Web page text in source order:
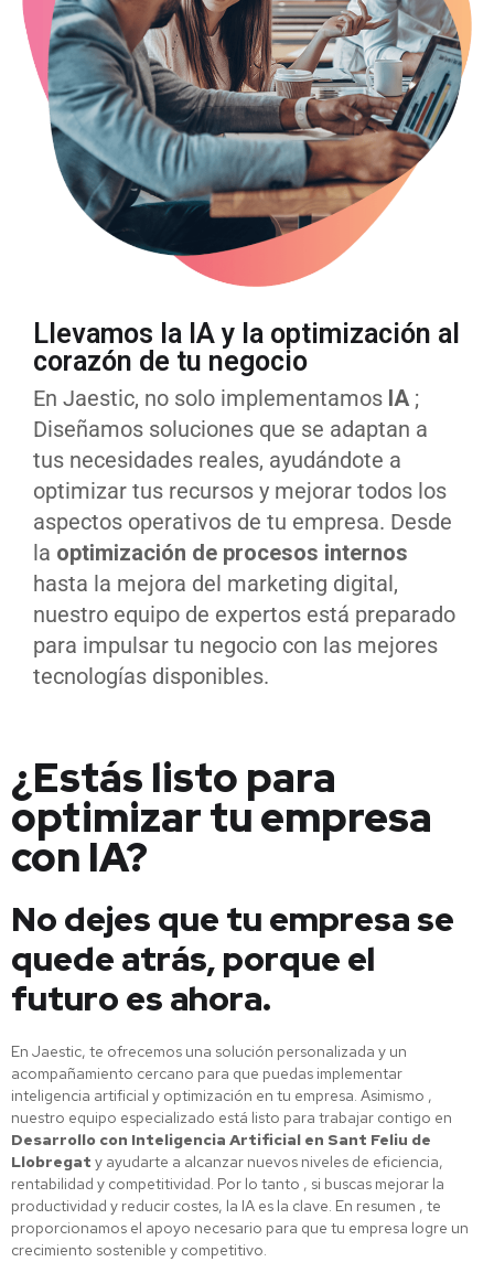
Llevamos la IA y la optimización al
corazón de tu negocio
En Jaestic, no solo implementamos IA ;
Diseñamos soluciones que se adaptan a
tus necesidades reales, ayudándote a
optimizar tus recursos y mejorar todos los
aspectos operativos de tu empresa. Desde
la optimización de procesos internos
hasta la mejora del marketing digital,
nuestro equipo de expertos está preparado
para impulsar tu negocio con las mejores
tecnologías disponibles.
¿Estás listo para
optimizar tu empresa
con IA?
No dejes que tu empresa se
quede atrás, porque el
futuro es ahora.
En Jaestic, te ofrecemos una solución personalizada y un
acompañamiento cercano para que puedas implementar
inteligencia artificial y optimización en tu empresa. Asimismo ,
nuestro equipo especializado está listo para trabajar contigo en
Desarrollo con Inteligencia Artificial en Sant Feliu de
Llobregat y ayudarte a alcanzar nuevos niveles de eficiencia,
rentabilidad y competitividad. Por lo tanto , si buscas mejorar la
productividad y reducir costes, la IA es la clave. En resumen , te
proporcionamos el apoyo necesario para que tu empresa logre un
crecimiento sostenible y competitivo.